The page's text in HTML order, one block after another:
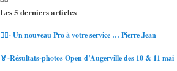
Les 5 derniers articles
🏌️‍♀️- Un nouveau Pro à votre service … Pierre Jean
🏅-Résultats-photos Open d’Augerville des 10 & 11 mai